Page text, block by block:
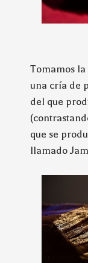
Tomamos
una cría de
del que
que se
llamado